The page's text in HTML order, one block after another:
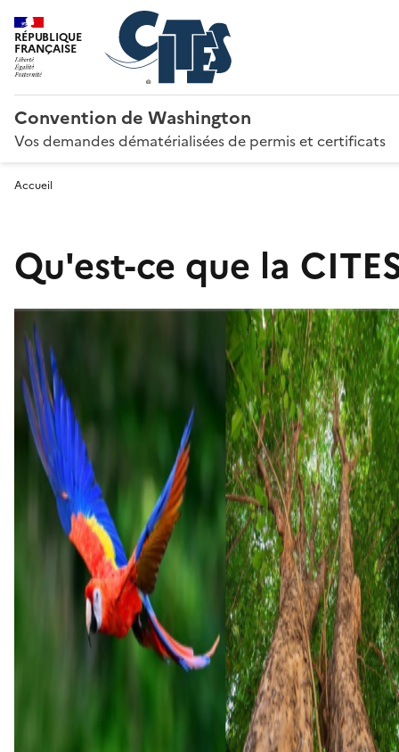
RÉPUBLIQUE
FRANÇAISE
Convention de Washington
Vos demandes dématérialisées de permis et certificats
Accueil
Qu'est-ce que la